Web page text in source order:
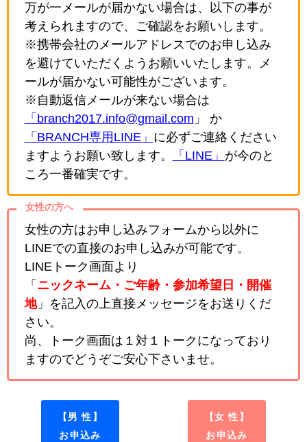
万が一メールが届かない場合は、以下の事が
考えられますので、ご確認をお願いします。
※携帯会社のメールアドレスでのお申し込み
を避けていただくようお願いいたします。メ
ールが届かない可能性がございます。
※自動返信メールが来ない場合は
「branch2017.info@gmail.com 」 か
「BRANCH専用LINE」 に必ずご連絡ください
ますようお願い致します。
「LINE」 が今のと
ころ一番確実です。
女性の方へ
女性の方はお申し込みフォームから以外に
LINEでの直接のお申し込みが可能です。
LINEトーク画面より
「 ニックネーム・ご年齢・参加希望日・開催
地」を記入の上直接メッセージをお送りくだ
さい。
尚、トーク画面は１対１トークになっており
ますのでどうぞご安心下さいませ。
【男 性】
お申込み
【女 性】
お申込み